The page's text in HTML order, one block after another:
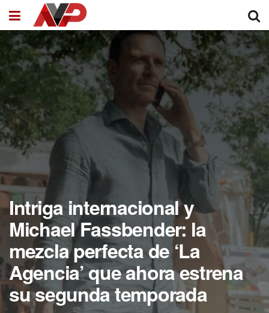
Intriga internacional y
Michael Fassbender: la
mezcla perfecta de ‘La
Agencia’ que ahora estrena
su segunda temporada